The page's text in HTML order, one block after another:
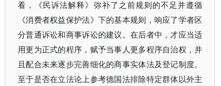
看，《民诉法解释》弥补了之前规则的不足并遵循
《消费者权益保护法》下的基本规则，响应了学者区
分普通诉讼和商事诉讼的建议。在后者中，才应当适
用更为正式的程序，赋予当事人更多程序自治权，并
且配合未来逐步完善细化的商事实体法及登记制度。
至于是否在立法论上参考德国法排除特定群体以外主